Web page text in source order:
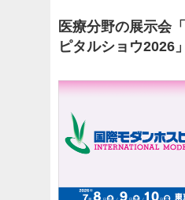
医療分野の展示会
ピタルショウ2026